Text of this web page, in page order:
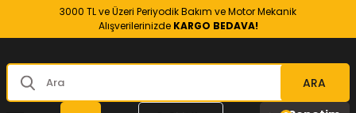
3000 TL ve Üzeri Periyodik Bakım ve Motor Mekanik
Alışverilerinizde KARGO BEDAVA!
ARA